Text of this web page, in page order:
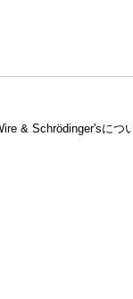
& Schrödinger'sにつ